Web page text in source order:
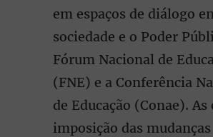
em espaços de diálogo
sociedade e o Poder
Fórum Nacional de
(FNE) e a Conferência
de Educação (Conae).
imposição das